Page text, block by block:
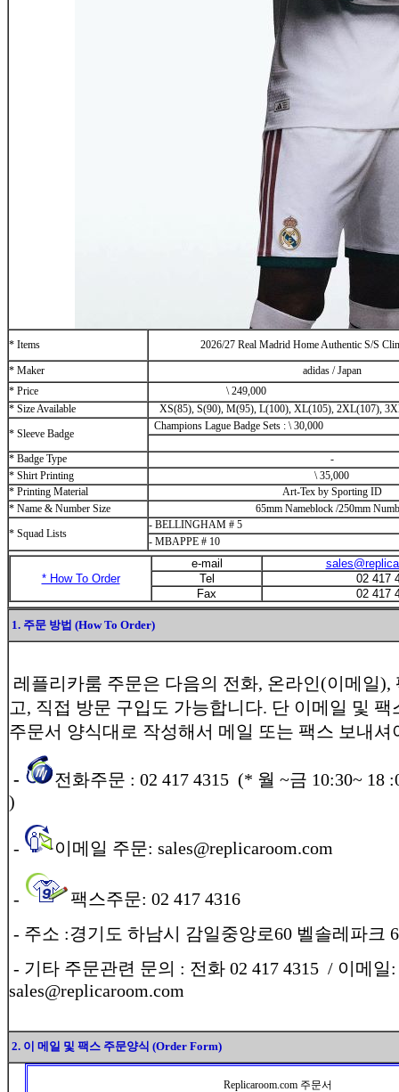
* Items 2026/27 Real Madrid Home Authentic S/S
* Maker
adidas / Japan
* Price
\ 249,000
* Size Available
XS(85), S(90), M(95), L(100), XL(105), 2XL(107),
* Sleeve Badge
Champions Lague Badge Sets : \ 30,000
* Badge Type
-
* Shirt Printing
\35,000
* Printing Material
Art-Tex by Sporting ID
* Name & Number Size
65mm Nameblock /250mm
* Squad Lists
- BELLINGHAM # 5
- MBAPPE # 10
* How To Order
e-mail
Tel
02 417
Fax
02 417
1. 주문 방법 (How To Order)
레플리카룸 주문은 다음의 전화, 온라인(이메일),
고, 직접 방문 구입도 가능합니다. 단 이메일 및
주문서 양식대로 작성해서 메일 또는 팩스 보내셔
-
전화주문 : 02 417 4315 (* 월 ~금 10:30~ 18
)
- 이메일 주문: sales@replicaroom.com
-
팩스주문: 02 417 4316
- 주소 :경기도 하남시 감일중앙로60 벨솔레파크
- 기타 주문관련 문의 : 전화 02 417 4315 / 이메일:
sales@replicaroom.com
2. 이 메일 및 팩스 주문양식 (Order Form)
Replicaroom.com 주문서